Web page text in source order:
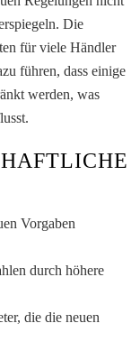
Die
für viele Händler
führen, dass einige
werden, was
Vorgaben
durch höhere
die die neuen